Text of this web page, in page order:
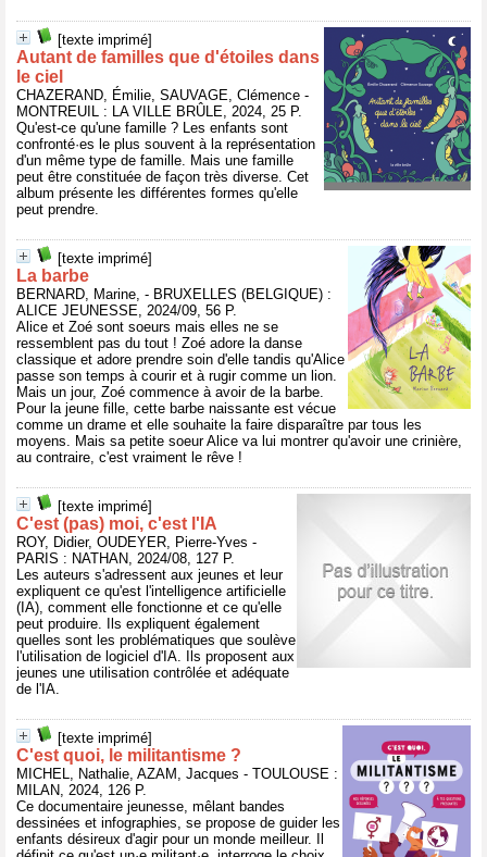
[texte imprimé]
Autant de familles que d'étoiles dans
le ciel
CHAZERAND, Émilie, SAUVAGE, Clémence -
MONTREUIL : LA VILLE BRÛLE, 2024, 25 P.
Qu'est-ce qu'une famille ? Les enfants sont
confronté·es le plus souvent à la représentation
d'un même type de famille. Mais une famille
peut être constituée de façon très diverse. Cet
album présente les différentes formes qu'elle
peut prendre.
[texte imprimé]
La barbe
BERNARD, Marine, - BRUXELLES (BELGIQUE) :
ALICE JEUNESSE, 2024/09, 56 P.
Alice et Zoé sont soeurs mais elles ne se
ressemblent pas du tout ! Zoé adore la danse
classique et adore prendre soin d'elle tandis qu'Alice
passe son temps à courir et à rugir comme un lion.
Mais un jour, Zoé commence à avoir de la barbe.
Pour la jeune fille, cette barbe naissante est vécue
comme un drame et elle souhaite la faire disparaître par tous les
moyens. Mais sa petite soeur Alice va lui montrer qu'avoir une crinière,
au contraire, c'est vraiment le rêve !
[texte imprimé]
C'est (pas) moi, c'est l'IA
ROY, Didier, OUDEYER, Pierre-Yves -
PARIS : NATHAN, 2024/08, 127 P.
Les auteurs s'adressent aux jeunes et leur
expliquent ce qu'est l'intelligence artificielle
(IA), comment elle fonctionne et ce qu'elle
peut produire. Ils expliquent également
quelles sont les problématiques que soulève
l'utilisation de logiciel d'IA. Ils proposent aux
jeunes une utilisation contrôlée et adéquate
de l'IA.
[texte imprimé]
C'est quoi, le militantisme ?
MICHEL, Nathalie, AZAM, Jacques - TOULOUSE :
MILAN, 2024, 126 P.
Ce documentaire jeunesse, mêlant bandes
dessinées et infographies, se propose de guider les
enfants désireux d'agir pour un monde meilleur. Il